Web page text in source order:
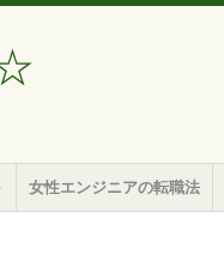
女性エンジニアの転職法